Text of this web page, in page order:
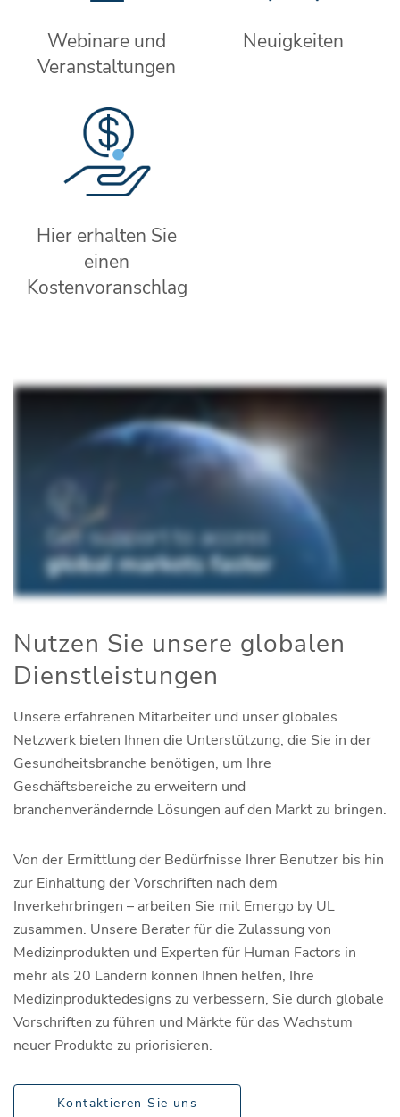
Webinare und
Veranstaltungen
Neuigkeiten
Hier erhalten Sie
einen
Kostenvoranschlag
Nutzen Sie unsere globalen
Dienstleistungen
Unsere erfahrenen Mitarbeiter und unser globales
Netzwerk bieten Ihnen die Unterstützung, die Sie in der
Gesundheitsbranche benötigen, um Ihre
Geschäftsbereiche zu erweitern und
branchenverändernde Lösungen auf den Markt zu bringen.
Von der Ermittlung der Bedürfnisse Ihrer Benutzer bis hin
zur Einhaltung der Vorschriften nach dem
Inverkehrbringen – arbeiten Sie mit Emergo by UL
zusammen. Unsere Berater für die Zulassung von
Medizinprodukten und Experten für Human Factors in
mehr als 20 Ländern können Ihnen helfen, Ihre
Medizinproduktedesigns zu verbessern, Sie durch globale
Vorschriften zu führen und Märkte für das Wachstum
neuer Produkte zu priorisieren.
Kontaktieren Sie uns